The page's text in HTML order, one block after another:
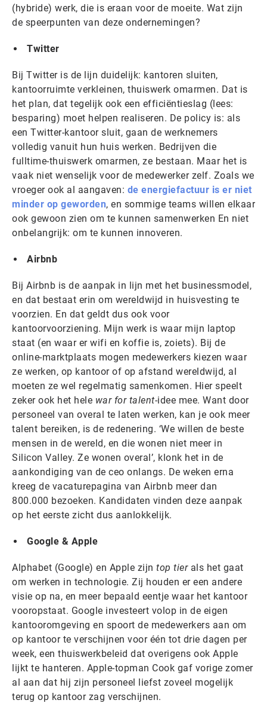
(hybride) werk, die is eraan voor de moeite. Wat zijn
de speerpunten van deze ondernemingen?
Twitter
Bij Twitter is de lijn duidelijk: kantoren sluiten,
kantoorruimte verkleinen, thuiswerk omarmen. Dat is
het plan, dat tegelijk ook een efficiëntieslag (lees:
besparing) moet helpen realiseren. De policy is: als
een Twitter-kantoor sluit, gaan de werknemers
volledig vanuit hun huis werken. Bedrijven die
fulltime-thuiswerk omarmen, ze bestaan. Maar het is
vaak niet wenselijk voor de medewerker zelf. Zoals we
vroeger ook al aangaven: de energiefactuur is er niet
minder op geworden, en sommige teams willen elkaar
ook gewoon zien om te kunnen samenwerken En niet
onbelangrijk: om te kunnen innoveren.
Airbnb
Bij Airbnb is de aanpak in lijn met het businessmodel,
en dat bestaat erin om wereldwijd in huisvesting te
voorzien. En dat geldt dus ook voor
kantoorvoorziening. Mijn werk is waar mijn laptop
staat (en waar er wifi en koffie is, zoiets). Bij de
online-marktplaats mogen medewerkers kiezen waar
ze werken, op kantoor of op afstand wereldwijd, al
moeten ze wel regelmatig samenkomen. Hier speelt
zeker ook het hele war for talent-idee mee. Want door
personeel van overal te laten werken, kan je ook meer
talent bereiken, is de redenering. ‘We willen de beste
mensen in de wereld, en die wonen niet meer in
Silicon Valley. Ze wonen overal’, klonk het in de
aankondiging van de ceo onlangs. De weken erna
kreeg de vacaturepagina van Airbnb meer dan
800.000 bezoeken. Kandidaten vinden deze aanpak
op het eerste zicht dus aanlokkelijk.
Google & Apple
Alphabet (Google) en Apple zijn top tierals het gaat
om werken in technologie. Zij houden er een andere
visie op na, en meer bepaald eentje waar het kantoor
vooropstaat. Google investeert volop in de eigen
kantooromgeving en spoort de medewerkers aan om
op kantoor te verschijnen voor één tot drie dagen per
week, een thuiswerkbeleid dat overigens ook Apple
lijkt te hanteren. Apple-topman Cook gaf vorige zomer
al aan dat hij zijn personeel liefst zoveel mogelijk
terug op kantoor zag verschijnen.